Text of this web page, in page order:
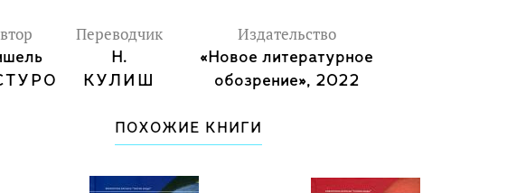
Переводчик
Н.
КУЛИШ
Издательство
«Новое литературное
обозрение», 2022
ПОХОЖИЕ КНИГИ